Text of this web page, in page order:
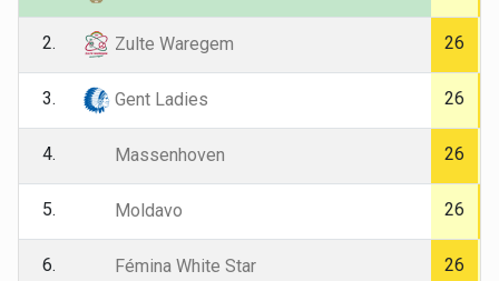
2. Zulte Waregem 26
3. Gent Ladies 26
4. Massenhoven 26
5. Moldavo 26
6. Fémina White Star 26